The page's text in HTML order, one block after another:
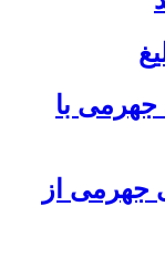
جهرمی با
جهرمی از